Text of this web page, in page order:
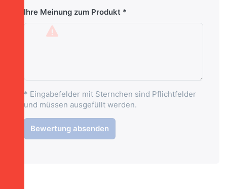
Ihre Meinung zum Produkt
* Eingabefelder mit Sternchen sind Pflichtfelder
und müssen ausgefüllt werden.
Bewertung absenden